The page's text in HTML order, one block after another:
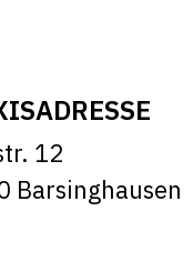
12
Barsinghausen